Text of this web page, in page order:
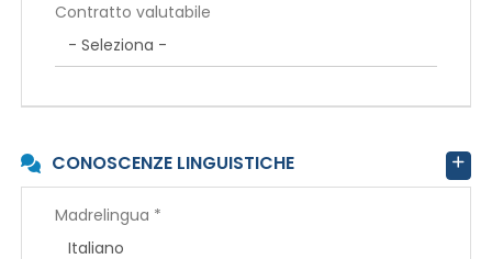
Contratto valutabile
CONOSCENZE LINGUISTICHE
Madrelingua *